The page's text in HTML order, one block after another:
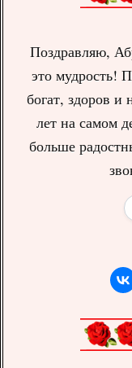
Поздравляю,
это мудрость!
богат, здоров и
лет на самом
больше